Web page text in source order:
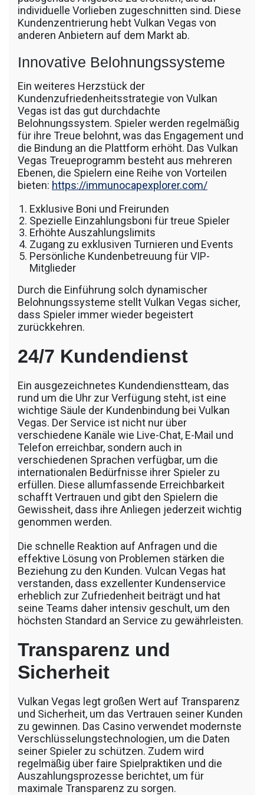
individuelle Vorlieben zugeschnitten sind. Diese
Kundenzentrierung hebt Vulkan Vegas von
anderen Anbietern auf dem Markt ab.
Innovative Belohnungssysteme
Ein weiteres Herzstück der
Kundenzufriedenheitsstrategie von Vulkan
Vegas ist das gut durchdachte
Belohnungssystem. Spieler werden regelmäßig
für ihre Treue belohnt, was das Engagement und
die Bindung an die Plattform erhöht. Das Vulkan
Vegas Treueprogramm besteht aus mehreren
Ebenen, die Spielern eine Reihe von Vorteilen
bieten: https://immunocapexplorer.com/
Exklusive Boni und Freirunden
Spezielle Einzahlungsboni für treue Spieler
Erhöhte Auszahlungslimits
Zugang zu exklusiven Turnieren und Events
Persönliche Kundenbetreuung für VIP-
Mitglieder
Durch die Einführung solch dynamischer
Belohnungssysteme stellt Vulkan Vegas sicher,
dass Spieler immer wieder begeistert
zurückkehren.
24/7 Kundendienst
Ein ausgezeichnetes Kundendienstteam, das
rund um die Uhr zur Verfügung steht, ist eine
wichtige Säule der Kundenbindung bei Vulkan
Vegas. Der Service ist nicht nur über
verschiedene Kanäle wie Live-Chat, E-Mail und
Telefon erreichbar, sondern auch in
verschiedenen Sprachen verfügbar, um die
internationalen Bedürfnisse ihrer Spieler zu
erfüllen. Diese allumfassende Erreichbarkeit
schafft Vertrauen und gibt den Spielern die
Gewissheit, dass ihre Anliegen jederzeit wichtig
genommen werden.
Die schnelle Reaktion auf Anfragen und die
effektive Lösung von Problemen stärken die
Beziehung zu den Kunden. Vulcan Vegas hat
verstanden, dass exzellenter Kundenservice
erheblich zur Zufriedenheit beiträgt und hat
seine Teams daher intensiv geschult, um den
höchsten Standard an Service zu gewährleisten.
Transparenz und
Sicherheit
Vulkan Vegas legt großen Wert auf Transparenz
und Sicherheit, um das Vertrauen seiner Kunden
zu gewinnen. Das Casino verwendet modernste
Verschlüsselungstechnologien, um die Daten
seiner Spieler zu schützen. Zudem wird
regelmäßig über faire Spielpraktiken und die
Auszahlungsprozesse berichtet, um für
maximale Transparenz zu sorgen.